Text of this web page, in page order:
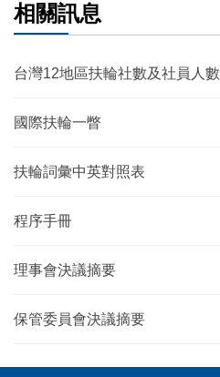
相關訊息
台灣12地區扶輪社數及社員人數
國際扶輪一瞥
扶輪詞彙中英對照表
程序手冊
理事會決議摘要
保管委員會決議摘要